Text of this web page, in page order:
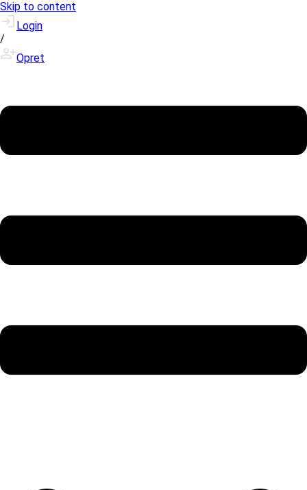
Skip to content
Login
/
Opret